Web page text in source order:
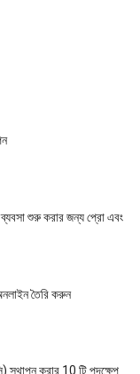
ব্যবসা শুরু করার জন্য প্রো এবং
তৈরি করুন
স্থাপন করার 10 টি পদক্ষেপ